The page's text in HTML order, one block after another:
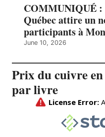
COMMUNIQUÉ :
Québec attire un
participants à
June 10, 2026
Prix du cuivre
par livre